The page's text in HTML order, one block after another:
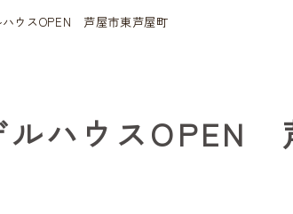
ウスOPEN 芦屋市東芦屋町
ハウスOPEN